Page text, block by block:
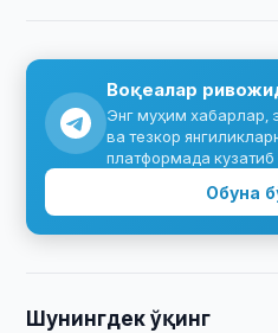
Воқеалар
Энг муҳим хабарлар,
ва тезкор
платформада кузатиб
Обуна
Шунингдек ўқинг